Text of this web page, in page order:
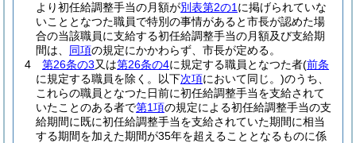
より初任給調整手当の月額が別表第2の1 に掲げられていな
いこととなつた職員で特別の事情があると市長が認めた場
合の当該職員に支給する初任給調整手当の月額及び支給期
間は、 同項の規定にかかわらず、市長が定める。
4
第26条の3又は第26条の4に規定する職員となつた者(前条
に規定する職員を除く。以下次項において同じ。)のうち、
これらの職員となつた日前に初任給調整手当を支給されて
いたことのある者で第1項の規定による初任給調整手当の支
給期間に既に初任給調整手当を支給されていた期間に相当
する期間を加えた期間が35年を超えることとなるものに係